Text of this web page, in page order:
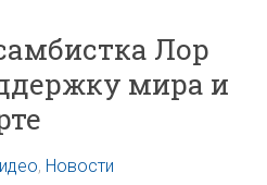
Лор
мира и
, Новости